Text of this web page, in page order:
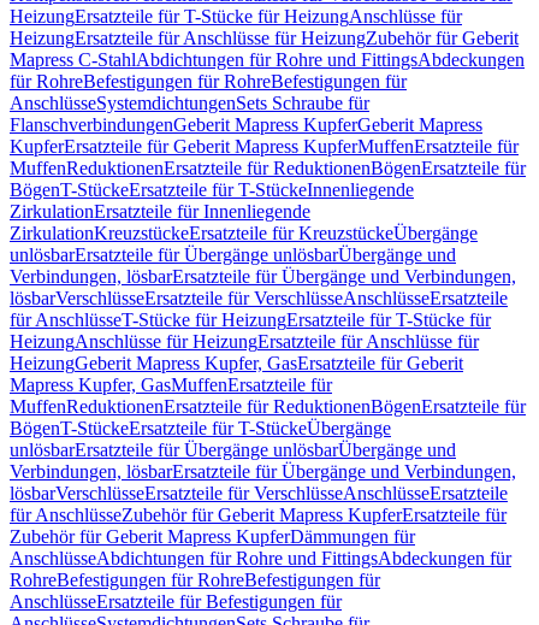
HeizungErsatzteile für T-Stücke für HeizungAnschlüsse für
HeizungErsatzteile für Anschlüsse für HeizungZubehör für Geberit
Mapress C-StahlAbdichtungen für Rohre und FittingsAbdeckungen
für RohreBefestigungen für RohreBefestigungen für
AnschlüsseSystemdichtungenSets Schraube für
FlanschverbindungenGeberit Mapress KupferGeberit Mapress
KupferErsatzteile für Geberit Mapress KupferMuffenErsatzteile für
MuffenReduktionenErsatzteile für ReduktionenBögenErsatzteile für
BögenT-StückeErsatzteile für T-StückeInnenliegende
ZirkulationErsatzteile für Innenliegende
ZirkulationKreuzstückeErsatzteile für KreuzstückeÜbergänge
unlösbarErsatzteile für Übergänge unlösbarÜbergänge und
Verbindungen, lösbarErsatzteile für Übergänge und Verbindungen,
lösbarVerschlüsseErsatzteile für VerschlüsseAnschlüsseErsatzteile
für AnschlüsseT-Stücke für HeizungErsatzteile für T-Stücke für
HeizungAnschlüsse für HeizungErsatzteile für Anschlüsse für
HeizungGeberit Mapress Kupfer, GasErsatzteile für Geberit
Mapress Kupfer, GasMuffenErsatzteile für
MuffenReduktionenErsatzteile für ReduktionenBögenErsatzteile für
BögenT-StückeErsatzteile für T-StückeÜbergänge
unlösbarErsatzteile für Übergänge unlösbarÜbergänge und
Verbindungen, lösbarErsatzteile für Übergänge und Verbindungen,
lösbarVerschlüsseErsatzteile für VerschlüsseAnschlüsseErsatzteile
für AnschlüsseZubehör für Geberit Mapress KupferErsatzteile für
Zubehör für Geberit Mapress KupferDämmungen für
AnschlüsseAbdichtungen für Rohre und FittingsAbdeckungen für
RohreBefestigungen für RohreBefestigungen für
AnschlüsseErsatzteile für Befestigungen für